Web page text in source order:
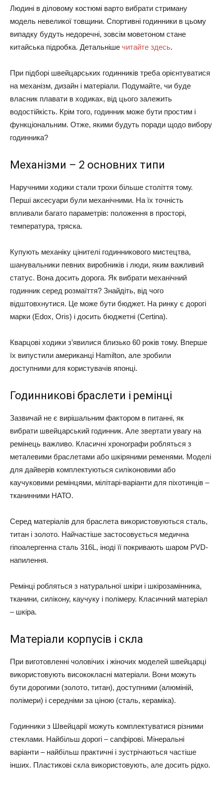
Людині в діловому костюмі варто вибрати стриману
модель невеликої товщини. Спортивні годинники в цьому
випадку будуть недоречні, зовсім моветоном стане
китайська підробка. Детальніше читайте здесь.
При підборі швейцарських годинників треба орієнтуватися
на механізм, дизайн і матеріали. Подумайте, чи буде
власник плавати в ходиках, від цього залежить
водостійкість. Крім того, годинник може бути простим і
функціональним. Отже, якими будуть поради щодо вибору
годинника?
Механізми – 2 основних типи
Наручними ходики стали трохи більше століття тому.
Перші аксесуари були механічними. На їх точність
впливали багато параметрів: положення в просторі,
температура, тряска.
Купують механіку цінителі годинникового мистецтва,
шанувальники певних виробників і люди, яким важливий
статус. Вона досить дорога. Як вибрати механічний
годинник серед розмаїття? Знайдіть, від чого
відштовхнутися. Це може бути бюджет. На ринку є дорогі
марки (Edox, Oris) і досить бюджетні (Certina).
Кварцові ходики з’явилися близько 60 років тому. Вперше
їх випустили американці Hamilton, але зробили
доступними для користувачів японці.
Годинникові браслети і ремінці
Зазвичай не є вирішальним фактором в питанні, як
вибрати швейцарський годинник. Але звертати увагу на
ремінець важливо. Класичні хронографи робляться з
металевими браслетами або шкіряними ременями. Моделі
для дайверів комплектуються силіконовими або
каучуковими ремінцями, мілітарі-варіанти для піхотинців –
тканинними НАТО.
Серед матеріалів для браслета використовуються сталь,
титан і золото. Найчастіше застосовується медична
гіпоалергенна сталь 316L, іноді її покривають шаром PVD-
напилення.
Ремінці робляться з натуральної шкіри і шкірозамінника,
тканини, силікону, каучуку і полімеру. Класичний матеріал
– шкіра.
Матеріали корпусів і скла
При виготовленні чоловічих і жіночих моделей швейцарці
використовують висококласні матеріали. Вони можуть
бути дорогими (золото, титан), доступними (алюміній,
полімери) і середніми за ціною (сталь, кераміка).
Годинники з Швейцарії можуть комплектуватися різними
стеклами. Найбільш дорогі – сапфірові. Мінеральні
варіанти – найбільш практичні і зустрічаються частіше
інших. Пластикові скла використовують, але досить рідко.